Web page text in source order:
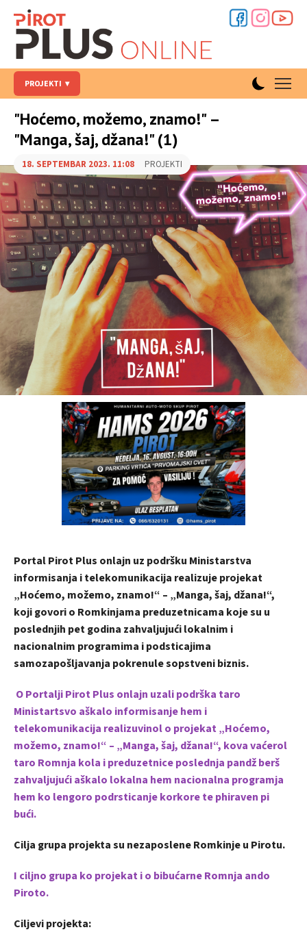
PROJEKTI
"Hoćemo, možemo, znamo!" –
"Manga, šaj, džana!" (1)
18. SEPTEMBAR 2023. 11:08 PROJEKTI
Portal Pirot Plus onlajn uz podršku Ministarstva
informisanja i telekomunikacija realizuje projekat
„Hoćemo, možemo, znamo!“ – „Manga, šaj, džana!“,
koji govori o Romkinjama preduzetnicama koje su u
poslednjih pet godina zahvaljujući lokalnim i
nacionalnim programima i podsticajima
samozapošljavanja pokrenule sopstveni biznis.
O Portalji Pirot Plus onlajn uzali podrška taro
Ministartsvo aškalo informisanje hem i
telekomunikacija realizuvinol o projekat „Hoćemo,
možemo, znamo!“ – „Manga, šaj, džana!“, kova vaćerol
taro Romnja kola i preduzetnice poslednja pandž berš
zahvaljujući aškalo lokalna hem nacionalna programja
hem ko lengoro podrsticanje korkore te phiraven pi
bući.
Cilja grupa projekta su nezaposlene Romkinje u Pirotu.
I ciljno grupa ko projekat i o bibućarne Romnja ando
Piroto.
Ciljevi projekta: